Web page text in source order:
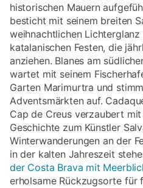
historischen Mauern
besticht mit seinem breiten
weihnachtlichen
katalanischen Festen, die
anziehen. Blanes am
wartet mit seinem
Garten Marimurtra und
Adventsmärkten auf.
Cap de Creus verzaubert
Geschichte zum Künstler
Winterwanderungen an der
in der kalten Jahreszeit
der Costa Brava mit
erholsame Rückzugsorte für